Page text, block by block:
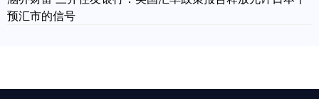
预汇市的信号